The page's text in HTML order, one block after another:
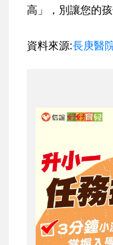
高」，別讓您的
資料來源:長庚醫